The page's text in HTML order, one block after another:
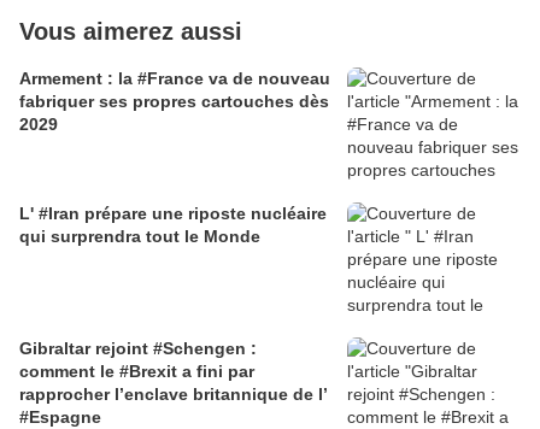
Vous aimerez aussi
Armement : la #France va de nouveau
fabriquer ses propres cartouches dès
2029
L' #Iran prépare une riposte nucléaire
qui surprendra tout le Monde
Gibraltar rejoint #Schengen :
comment le #Brexit a fini par
rapprocher l’enclave britannique de l’
#Espagne